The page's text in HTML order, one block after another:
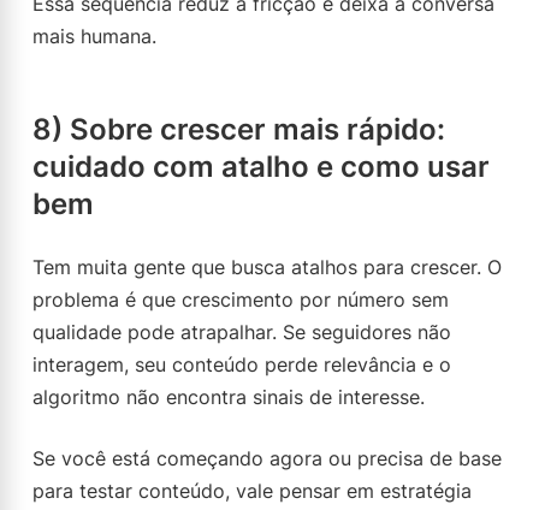
mais humana.
8) Sobre crescer mais rápido:
cuidado com atalho e como usar
bem
Tem muita gente que busca atalhos para crescer. O
problema é que crescimento por número sem
qualidade pode atrapalhar. Se seguidores não
interagem, seu conteúdo perde relevância e o
algoritmo não encontra sinais de interesse.
Se você está começando agora ou precisa de base
para testar conteúdo, vale pensar em estratégia